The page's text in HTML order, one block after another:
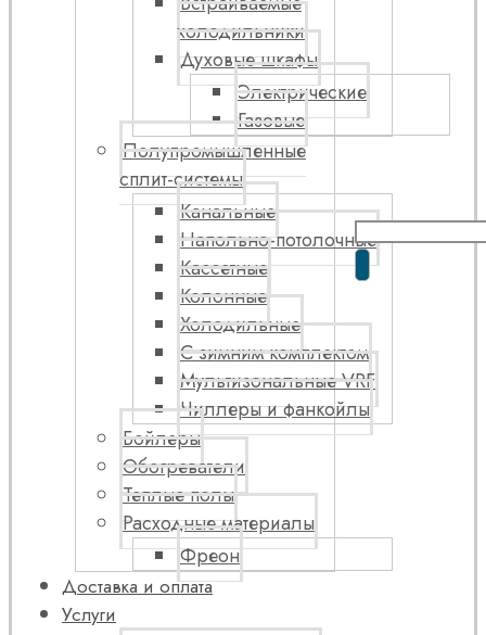
холодильники
Духовые шкафы
Электрические
Газовые
Полупромышленные
сплит-системы
Канальные
Напольно-потолочные
Кассетные
Колонные
Холодильные
С зимним комплектом
Мультизональные VRF
Чиллеры и фанкойлы
Бойлеры
Обогреватели
Теплые полы
Расходные материалы
Фреон
Доставка и оплата
Услуги